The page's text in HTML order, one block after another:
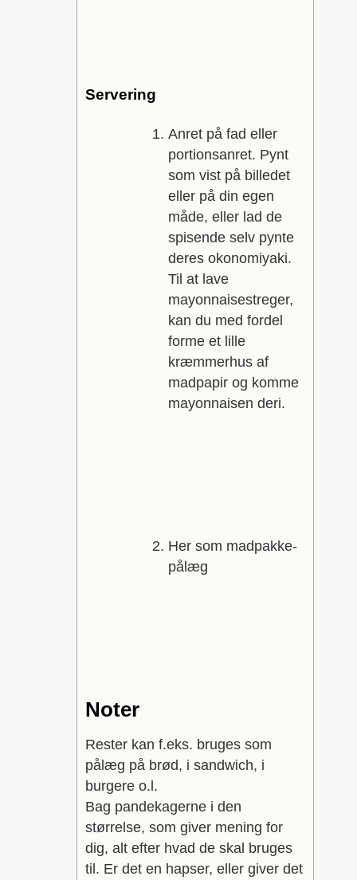
Servering
Anret på fad eller
portionsanret. Pynt
som vist på billedet
eller på din egen
måde, eller lad de
spisende selv pynte
deres okonomiyaki.
Til at lave
mayonnaisestreger,
kan du med fordel
forme et lille
kræmmerhus af
madpapir og komme
mayonnaisen deri.
Her som madpakke-
pålæg
Noter
Rester kan f.eks. bruges som
pålæg på brød, i sandwich, i
burgere o.l.
Bag pandekagerne i den
størrelse, som giver mening for
dig, alt efter hvad de skal bruges
til. Er det en hapser, eller giver det